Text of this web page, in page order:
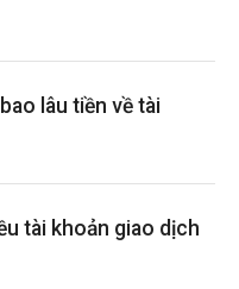
lâu tiền về tài
tài khoản giao dịch